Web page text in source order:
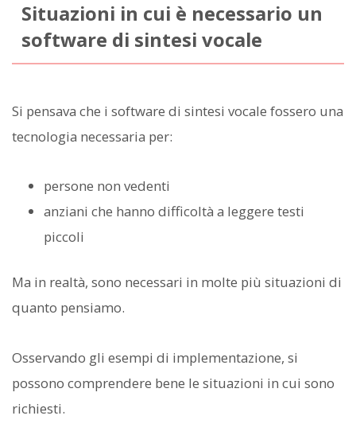
Situazioni in cui è necessario un
software di sintesi vocale
Si pensava che i software di sintesi vocale fossero una
tecnologia necessaria per:
persone non vedenti
anziani che hanno difficoltà a leggere testi
piccoli
Ma in realtà, sono necessari in molte più situazioni di
quanto pensiamo.
Osservando gli esempi di implementazione, si
possono comprendere bene le situazioni in cui sono
richiesti.